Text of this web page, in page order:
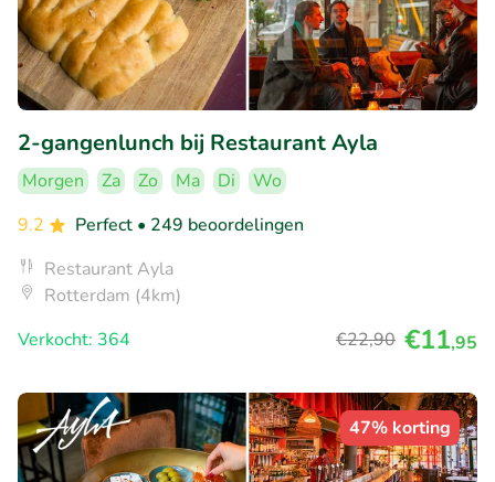
2-gangenlunch bij Restaurant Ayla
Morgen Za Zo Ma Di
Wo
9.2
Perfect • 249 beoordelingen
Restaurant Ayla
Rotterdam (4km)
Verkocht: 364
€22,90 €11,95
47% korting